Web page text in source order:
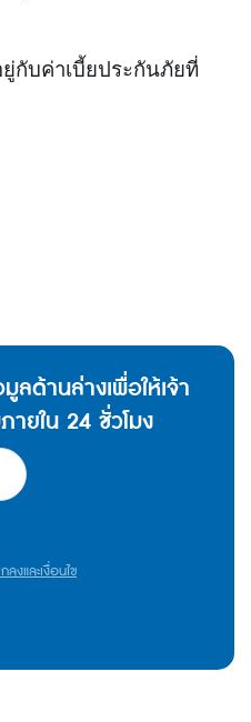
กับค่าเบี้ยประกันภัยที่
ด้านล่างเพื่อให้เจ้า
ยใน 24 ชั่วโมง
งและเงื่อนไข